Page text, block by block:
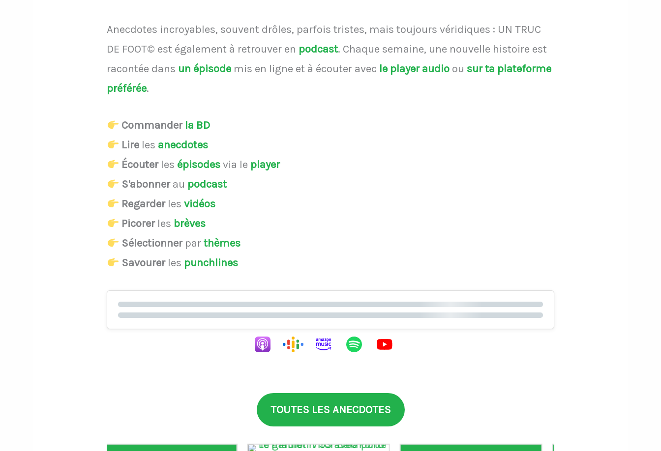
Anecdotes incroyables, souvent drôles, parfois tristes, mais toujours véridiques : UN TRUC
DE FOOT© est également à retrouver en podcast. Chaque semaine, une nouvelle histoire est
racontée dans un épisode mis en ligne et à écouter avec le player audio ou sur ta plateforme
préférée.
Commander la BD
Lire les anecdotes
Écouterles épisodesvia le player
S'abonnerau podcast
Regarderlesvidéos
Picorerles brèves
Sélectionnerparthèmes
Savourerles punchlines
TOUTES LES ANECDOTES